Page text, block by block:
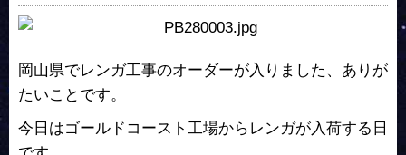
岡山県でレンガ工事のオーダーが入りました、ありが
たいことです。
今日はゴールドコースト工場からレンガが入荷する日